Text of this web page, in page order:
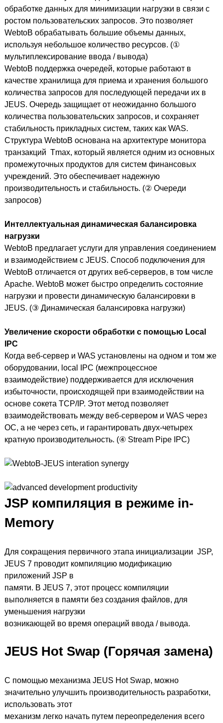
обработке данных для минимизации нагрузки в связи с
ростом пользовательских запросов. Это позволяет
WebtoB обрабатывать большие объемы данных,
используя небольшое количество ресурсов. (①
мультиплексирование ввода / вывода)
WebtoB поддержка очередей, которые работают в
качестве хранилища для приема и хранения большого
количества запросов для последующей передачи их в
JEUS. Очередь защищает от неожиданно большого
количества пользовательских запросов, и сохраняет
стабильность прикладных систем, таких как WAS.
Структура WebtoB основана на архитектуре монитора
транзакций Tmax, который является одним из основных
промежуточных продуктов для систем финансовых
учреждений. Это обеспечивает надежную
производительность и стабильность. (② Очереди
запросов)
Интеллектуальная динамическая балансировка
нагрузки
WebtoB предлагает услуги для управления соединением
и взаимодействием с JEUS. Способ подключения для
WebtoB отличается от других веб-серверов, в том числе
Apache. WebtoB может быстро определить состояние
нагрузки и провести динамическую балансировки в
JEUS. (③ Динамическая балансировка нагрузки)
Увеличение скорости обработки с помощью Local
IPC
Когда веб-сервер и WAS установлены на одном и том же
оборудовании, local IPC (межпроцессное
взаимодействие) поддерживается для исключения
избыточности, происходящей при взаимодействии на
основе сокета TCP/IP. Этот метод позволяет
взаимодействовать между веб-сервером и WAS через
ОС, а не через сеть, и гарантировать двух-четырех
кратную производительность. (④ Stream Pipe IPC)
JSP компиляция в режиме in-
Memory
Для сокращения первичного этапа инициализации JSP,
JEUS 7 проводит компиляцию модификацию
приложений JSP в
памяти. В JEUS 7, этот процесс компиляции
выполняется в памяти без создания файлов, для
уменьшения нагрузки
возникающей во время операций ввода / вывода.
JEUS Hot Swap (Горячая замена)
С помощью механизма JEUS Hot Swap, можно
значительно улучшить производительность разработки,
использовать этот
механизм легко начать путем переопределения всего